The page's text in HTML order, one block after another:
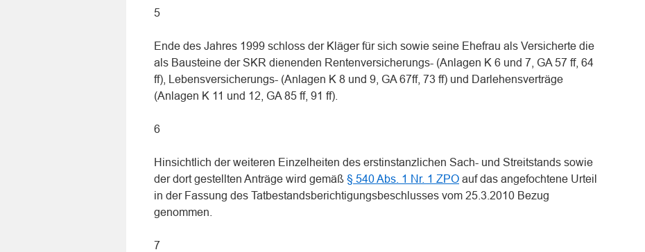
5
Ende des Jahres 1999 schloss der Kläger für sich sowie seine Ehefrau als Versicherte die
als Bausteine der SKR dienenden Rentenversicherungs- (Anlagen K 6 und 7, GA 57 ff, 64
ff), Lebensversicherungs- (Anlagen K 8 und 9, GA 67ff, 73 ff) und Darlehensverträge
(Anlagen K 11 und 12, GA 85 ff, 91 ff).
6
Hinsichtlich der weiteren Einzelheiten des erstinstanzlichen Sach- und Streitstands sowie
der dort gestellten Anträge wird gemäß § 540 Abs. 1 Nr. 1 ZPO auf das angefochtene Urteil
in der Fassung des Tatbestandsberichtigungsbeschlusses vom 25.3.2010 Bezug
genommen.
7